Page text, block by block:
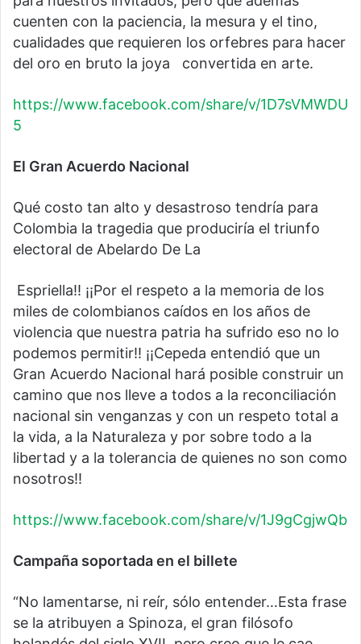
cuenten con la paciencia, la mesura y el tino,
cualidades que requieren los orfebres para hacer
del oro en bruto la joya convertida en arte.
https://www.facebook.com/share/v/1D7sVMWDU
5
El Gran Acuerdo Nacional
Qué costo tan alto y desastroso tendría para
Colombia la tragedia que produciría el triunfo
electoral de Abelardo De La
Espriella!! ¡¡Por el respeto a la memoria de los
miles de colombianos caídos en los años de
violencia que nuestra patria ha sufrido eso no lo
podemos permitir!! ¡¡Cepeda entendió que un
Gran Acuerdo Nacional hará posible construir un
camino que nos lleve a todos a la reconciliación
nacional sin venganzas y con un respeto total a
la vida, a la Naturaleza y por sobre todo a la
libertad y a la tolerancia de quienes no son como
nosotros!!
https://www.facebook.com/share/v/1J9gCgjwQb
Campaña soportada en el billete
“No lamentarse, ni reír, sólo entender…Esta frase
se la atribuyen a Spinoza, el gran filósofo